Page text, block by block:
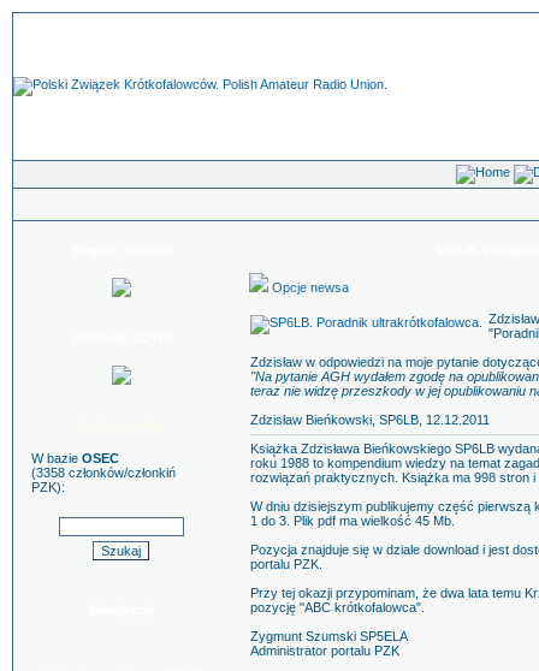
W bazie OSEC
(3358 członków/członkiń
PZK):
Opcje newsa
Zdzisław w odpowiedzi na moje pytanie
"Na pytanie AGH wydałem zgodę na
teraz nie widzę przeszkody w jej opublikowaniu
Zdzisław Bieńkowski, SP6LB, 12.12.2011
Książka Zdzisława Bieńkowskiego SP6LB
roku 1988 to kompendium wiedzy na temat
rozwiązań praktycznych. Książka ma 998 stron
W dniu dzisiejszym publikujemy część pierwszą
1 do 3. Plik pdf ma wielkość 45 Mb.
Pozycja znajduje się w dziale download i jest
portalu PZK.
Przy tej okazji przypominam, że dwa lata temu
pozycję "ABC krótkofalowca".
Zygmunt Szumski SP5ELA
Administrator portalu PZK